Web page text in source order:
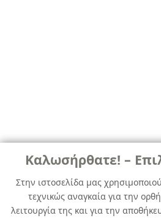
Καλωσήρθατε! –
Στην ιστοσελίδα μας
τεχνικώς αναγκαία για την
λειτουργία της και για την